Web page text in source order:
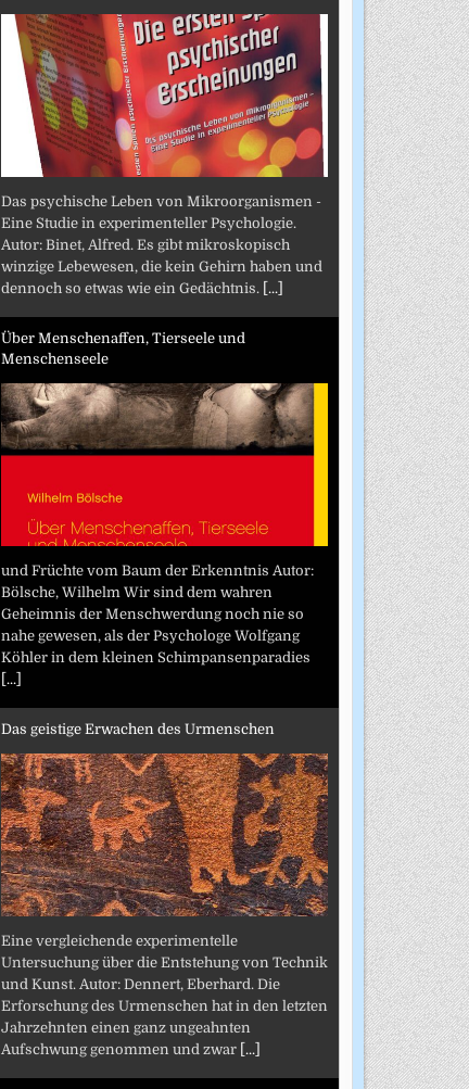
Das psychische Leben von Mikroorganismen -
Eine Studie in experimenteller Psychologie.
Autor: Binet, Alfred. Es gibt mikroskopisch
winzige Lebewesen, die kein Gehirn haben und
dennoch so etwas wie ein Gedächtnis. [...]
Über Menschenaffen, Tierseele und
Menschenseele
und Früchte vom Baum der Erkenntnis Autor:
Bölsche, Wilhelm Wir sind dem wahren
Geheimnis der Menschwerdung noch nie so
nahe gewesen, als der Psychologe Wolfgang
Köhler in dem kleinen Schimpansenparadies
[...]
Das geistige Erwachen des Urmenschen
Eine vergleichende experimentelle
Untersuchung über die Entstehung von Technik
und Kunst. Autor: Dennert, Eberhard. Die
Erforschung des Urmenschen hat in den letzten
Jahrzehnten einen ganz ungeahnten
Aufschwung genommen und zwar [...]